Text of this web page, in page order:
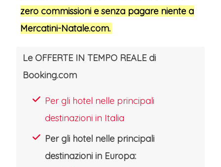
zero commissioni e senza pagare niente a
Mercatini-Natale.com.
Le OFFERTE IN TEMPO REALE di
Booking.com
Per gli hotel nelle principali
destinazioni in Italia
Per gli hotel nelle principali
destinazioni in Europa: